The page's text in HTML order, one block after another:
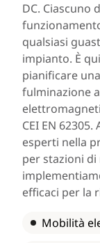
DC. Ciascuno
qualsiasi
impianto. È
pianificare
fulminazione
CEI EN
esperti nella
per stazioni di
efficaci per la
Mobilità